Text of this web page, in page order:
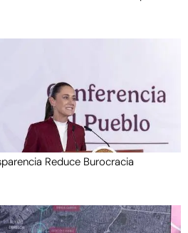
Reduce Burocracia